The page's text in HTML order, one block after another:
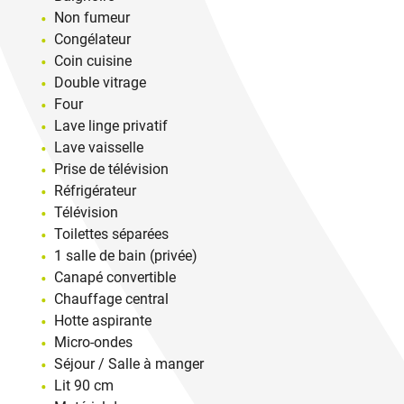
Non fumeur
Congélateur
Coin cuisine
Double vitrage
Four
Lave linge privatif
Lave vaisselle
Prise de télévision
Réfrigérateur
Télévision
Toilettes séparées
1 salle de bain (privée)
Canapé convertible
Chauffage central
Hotte aspirante
Micro-ondes
Séjour / Salle à manger
Lit 90 cm